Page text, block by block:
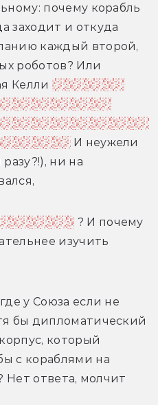
почему корабль
заходит и откуда
каждый второй,
роботов? Или
Келли за семь лет
так и не
предупреждая
геноциде? И неужели
ни на
? И почему
изучить
у Союза если не
бы дипломатический
который
с кораблями на
Нет ответа, молчит